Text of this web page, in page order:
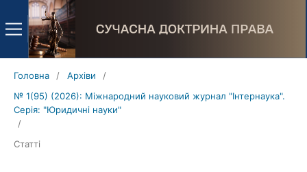
Головна / Архіви
/
№ 1(95) (2026): Міжнародний науковий журнал "Інтернаука".
Серія: "Юридичні науки"
/
Статті